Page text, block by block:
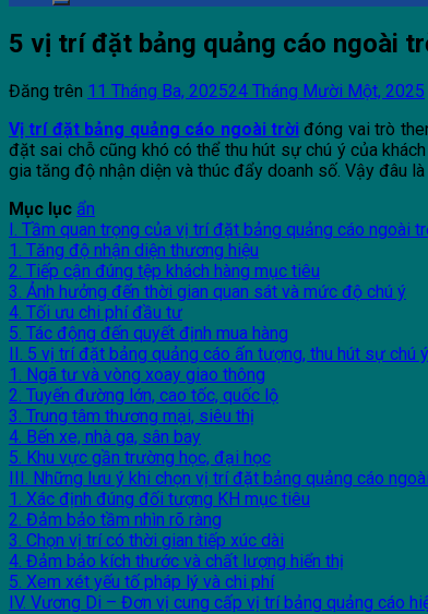
5 vị trí đặt bảng quảng cáo ngoài
Đăng trên 11 Tháng Ba, 202524 Tháng Mười Một, 2025
Vị trí đặt bảng quảng cáo ngoài trờiđóng vai trò
đặt sai chỗ cũng khó có thể thu hút sự chú ý của
gia tăng độ nhận diện và thúc đẩy doanh số. Vậy đâu
Mục lục ẩn
I. Tầm quan trọng của vị trí đặt bảng quảng cáo ngoài
1. Tăng độ nhận diện thương hiệu
2. Tiếp cận đúng tệp khách hàng mục tiêu
3. Ảnh hưởng đến thời gian quan sát và mức độ chú ý
4. Tối ưu chi phí đầu tư
5. Tác động đến quyết định mua hàng
II. 5 vị trí đặt bảng quảng cáo ấn tượng, thu hút sự chú ý
1. Ngã tư và vòng xoay giao thông
2. Tuyến đường lớn, cao tốc, quốc lộ
3. Trung tâm thương mại, siêu thị
4. Bến xe, nhà ga, sân bay
5. Khu vực gần trường học, đại học
III. Những lưu ý khi chọn vị trí đặt bảng quảng cáo
1. Xác định đúng đối tượng KH mục tiêu
2. Đảm bảo tầm nhìn rõ ràng
3. Chọn vị trí có thời gian tiếp xúc dài
4. Đảm bảo kích thước và chất lượng hiển thị
5. Xem xét yếu tố pháp lý và chi phí
IV. Vương Di – Đơn vị cung cấp vị trí bảng quảng cáo